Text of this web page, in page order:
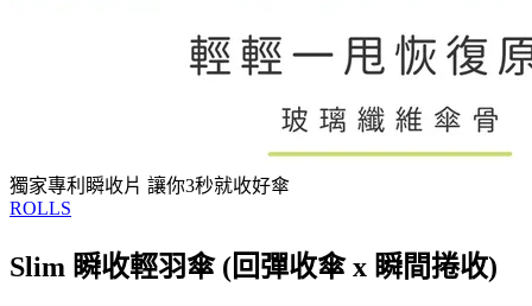
獨家專利瞬收片 讓你3秒就收好傘
ROLLS
Slim 瞬收輕羽傘 (回彈收傘 x 瞬間捲收)